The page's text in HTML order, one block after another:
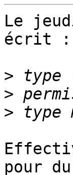
Le
écrit :
>
>
>
pour